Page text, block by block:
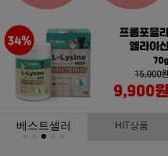
베스트셀러 HIT상품